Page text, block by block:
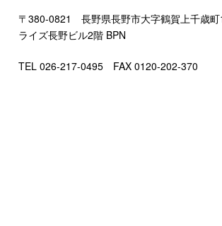
〒380-0821 長野県長野市大字鶴賀上千歳町
ライズ長野ビル2階 BPN
TEL 026-217-0495 FAX 0120-202-370